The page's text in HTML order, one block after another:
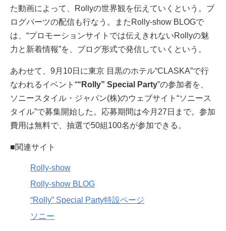
た動画によって、Rollyの世界観を伝えていくという。ブ
ログパーツの配信も行なう。またRolly-show BLOGで
は、“プロモーションサイトでは伝えきれないRollyの魅
力と新着情報”を、ブログ形式で発信していくという。
あわせて、9月10日に東京 目黒のホテル“CLASKA”で行
なわれるイベント““Rolly” Special Party”の参加者を、
ソニースタイル・ジャパン(株)のウェブサイト“ソニース
タイル”で募集開始した。応募期間は今月27日まで。参加
費用は無料で、抽選で50組100名が参加できる。
■関連サイト
Rolly-show
Rolly-show BLOG
“Rolly” Special Party特設ページ
ソニー